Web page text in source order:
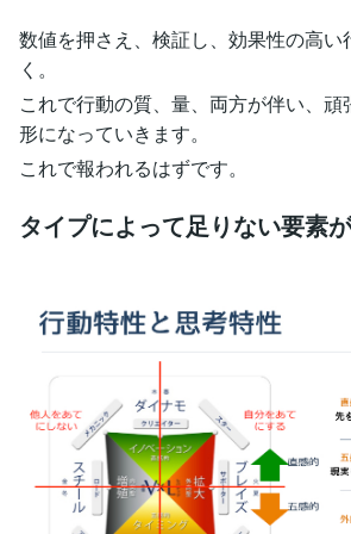
数値を押さえ、検証し、効果性の高い
く。
これで行動の質、量、両方が伴い、頑
形になっていきます。
これで報われるはずです。
タイプによって足りない要素